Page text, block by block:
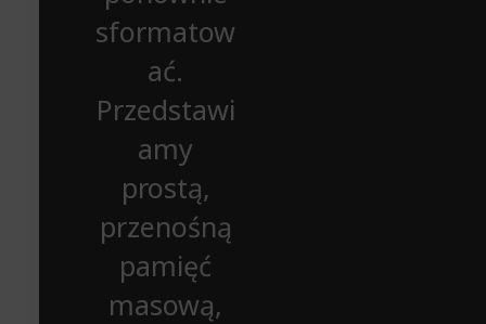
sformatow
ać.
Przedstawi
amy
prostą,
przenośną
pamięć
masową,